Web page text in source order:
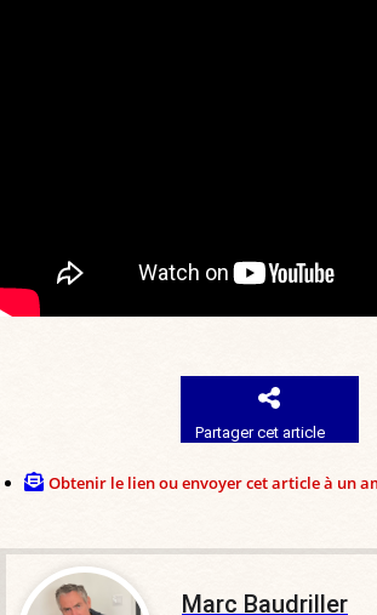
Partager cet article
Obtenir le lien ou envoyer cet article à un
Marc Baudriller